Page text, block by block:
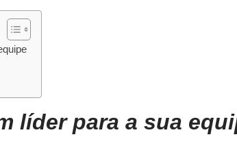
líder para a sua